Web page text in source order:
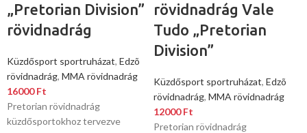
„Pretorian Division”
rövidnadrág
Küzdősport sportruházat, Edzõ
rövidnadrág, MMA rövidnadrág
16000Ft
Pretorian rövidnadrág
küzdősportokhoz tervezve
rövidnadrág Vale
Tudo „Pretorian
Division”
Küzdősport sportruházat, Edzõ
rövidnadrág, MMA rövidnadrág
12000Ft
Pretorian rövidnadrág